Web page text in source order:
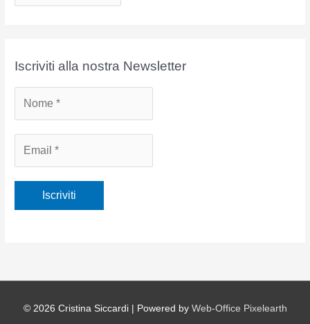
r
iIscriviti alla nostra Newsletter
© 2026 Cristina Siccardi| Powered by Web-Office Pixelearth